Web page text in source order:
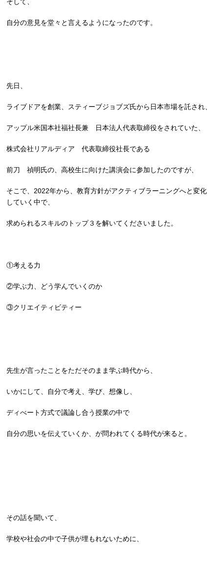
自分の意見を堂々と言えるようになったのです。
先日、
ライブドアを創業、スティーブジョブズ氏から日本市場を託され、
アップル米国本社福社長兼 日本法人代表取締役をされていた、
株式会社リアルディア 代表取締役社長である
前刀 禎明氏の、高校生に向けた講演会に参加したのですが、
そこで、2022年から、教育方針がアクティブラーニングへと変化
していく中で、
求められるスキルのトップ３を解いてくださいました。
①考える力
②学ぶ力、どう学んでいくのか
③クリエイティビティー
先生が言ったことをただそのまま学ぶ時代から、
いかにして、自分で考え、学び、想像し、
ディべート方式で議論し合う授業の中で
自分の思いを伝えていくか、が問われてくる時代が来ると。
その話を聞いて、
学校や社会の中で子供が埋もれないために、